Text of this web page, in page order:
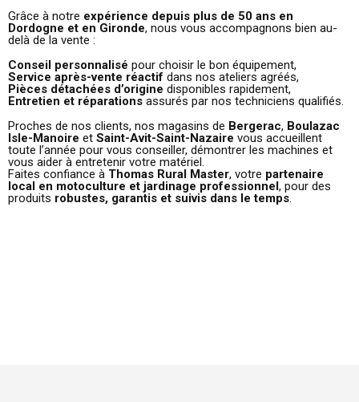
Grâce à notre expérience depuis plus de 50 ans en
Dordogne et en Gironde, nous vous accompagnons bien au-
delà de la vente :
Conseil personnalisé pour choisir le bon équipement,
Service après-vente réactif dans nos ateliers agréés,
Pièces détachées d’origine disponibles rapidement,
Entretien et réparations assurés par nos techniciens qualifiés.
Proches de nos clients, nos magasins de Bergerac, Boulazac
Isle-Manoire et Saint-Avit-Saint-Nazaire vous accueillent
toute l’année pour vous conseiller, démontrer les machines et
vous aider à entretenir votre matériel.
Faites confiance à Thomas Rural Master, votre partenaire
local en motoculture et jardinage professionnel, pour des
produits robustes, garantis et suivis dans le temps